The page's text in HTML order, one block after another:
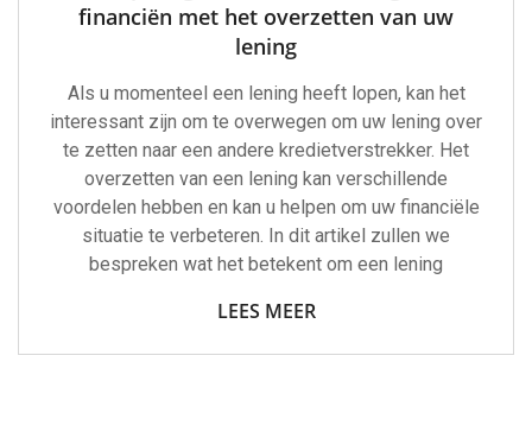
financiën met het overzetten van uw
lening
Als u momenteel een lening heeft lopen, kan het
interessant zijn om te overwegen om uw lening over
te zetten naar een andere kredietverstrekker. Het
overzetten van een lening kan verschillende
voordelen hebben en kan u helpen om uw financiële
situatie te verbeteren. In dit artikel zullen we
bespreken wat het betekent om een lening
LEES MEER